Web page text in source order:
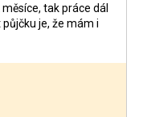
tak práce dál
je, že mám i